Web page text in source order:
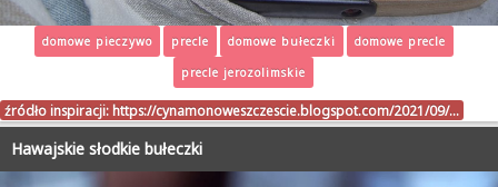
domowe pieczywo precle domowe bułeczki
domowe precle
precle jerozolimskie
źródło inspiracji: https://cynamonoweszczescie.blogspot.com/2021/09/…
Hawajskie słodkie bułeczki